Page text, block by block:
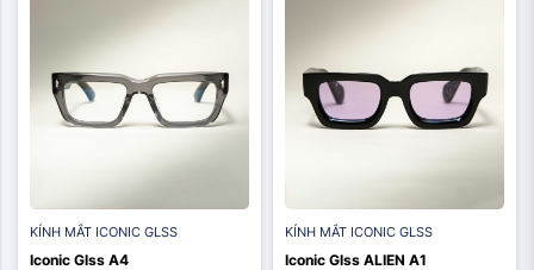
KÍNH MẮT ICONIC GLSS
Iconic Glss A4
KÍNH MẮT ICONIC GLSS
Iconic Glss ALIEN A1